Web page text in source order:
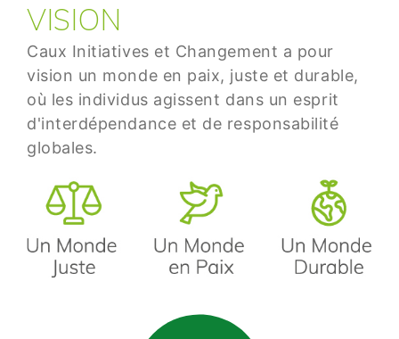
VISION
Caux Initiatives et Changement a pour
vision un monde en paix, juste et durable,
où les individus agissent dans un esprit
d'interdépendance et de responsabilité
globales.